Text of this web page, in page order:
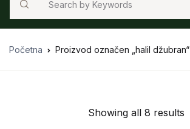
Search
Početna Proizvod označen „halil džubran“
Showing all 8 results